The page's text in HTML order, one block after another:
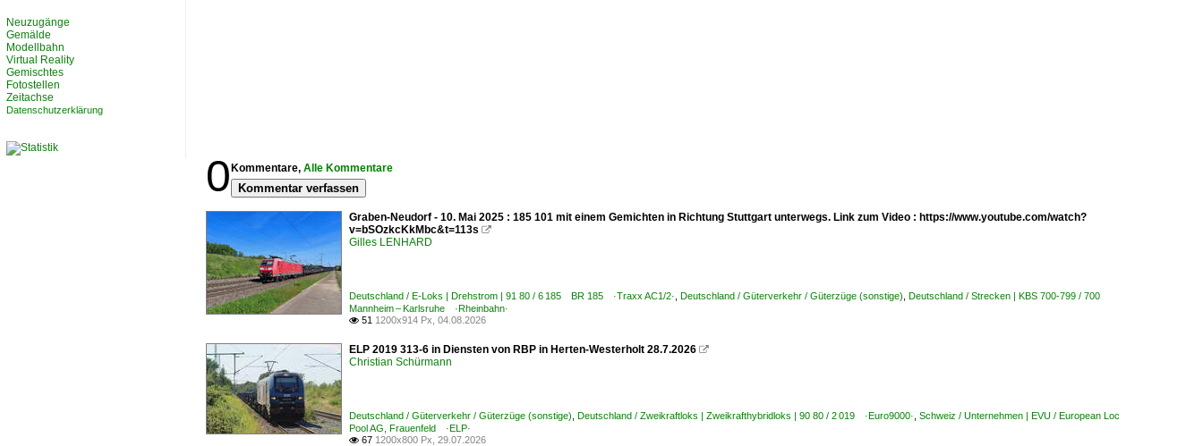
0 Kommentare, Alle Kommentare
Kommentar verfassen
Graben-Neudorf - 10. Mai 2025 : 185 101 mit einem Gemichten in Richtung Stuttgart unterwegs. Link zum Video : https://www.youtube.com/watch?
v=bSOzkcKkMbc&t=113s 
Gilles LENHARD
Deutschland / E-Loks | Drehstrom | 91 80 / 6 185 BR 185 ·Traxx AC1/2· Deutschland / Güterverkehr / Güterzüge (sonstige) Deutschland / Strecken | KBS 700-799 / 700
Mannheim – Karlsruhe ·Rheinbahn·
 51 1200x914 Px, 04.08.2026
ELP 2019 313-6 in Diensten von RBP in Herten-Westerholt 28.7.2026 
Christian Schürmann
Deutschland / Güterverkehr / Güterzüge (sonstige) Deutschland / Zweikraftloks | Zweikrafthybridloks | 90 80 / 2 019 ·Euro9000· Schweiz / Unternehmen | EVU / European Loc
Pool AG, Frauenfeld ·ELP·
 67 1200x800 Px, 29.07.2026
Neuzugänge
Gemälde
Modellbahn
Virtual Reality
Gemischtes
Fotostellen
Zeitachse
Datenschutzerklärung